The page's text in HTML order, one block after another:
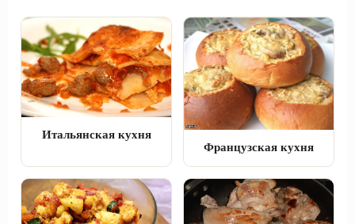
Итальянская кухня
Французская кухня